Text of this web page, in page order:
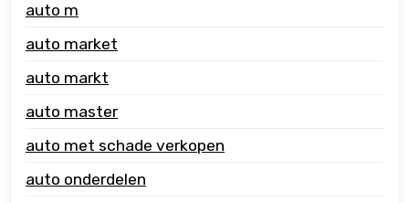
auto m
auto market
auto markt
auto master
auto met schade verkopen
auto onderdelen